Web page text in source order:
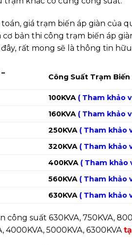
giá trạm biến áp giàn của
bản thi công trạm biến áp giàn
rất mong sẽ là thông tin
Công Suất Trạm Biến
100KVA ( Tham khảo
160KVA ( Tham khảo
250KVA ( Tham khảo
320KVA ( Tham khảo
400KVA ( Tham khảo
560KVA ( Tham khảo
630KVA ( Tham khảo
suất 630KVA, 750KVA,
4000KVA, 5000KVA, 6300KVA